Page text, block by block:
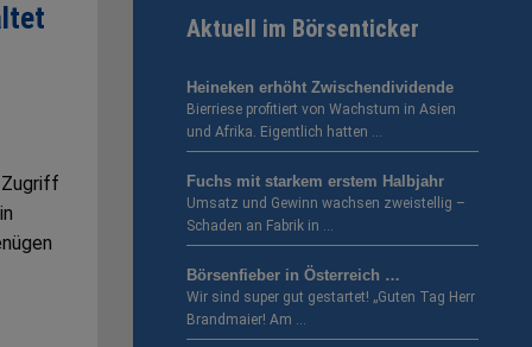
Zugriff
Aktuell im Börsenticker
Heineken erhöht Zwischendividende
Bierriese profitiert von Wachstum in Asien
und Afrika. Eigentlich hatten …
Fuchs mit starkem erstem Halbjahr
Umsatz und Gewinn wachsen zweistellig –
Schaden an Fabrik in …
Börsenfieber in Österreich …
Wir sind super gut gestartet! „Guten Tag Herr
Brandmaier! Am …